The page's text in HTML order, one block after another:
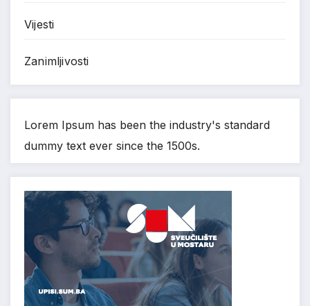
Vijesti
Zanimljivosti
Lorem Ipsum has been the industry's standard
dummy text ever since the 1500s.